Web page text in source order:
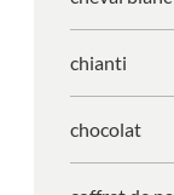
chianti
chocolat